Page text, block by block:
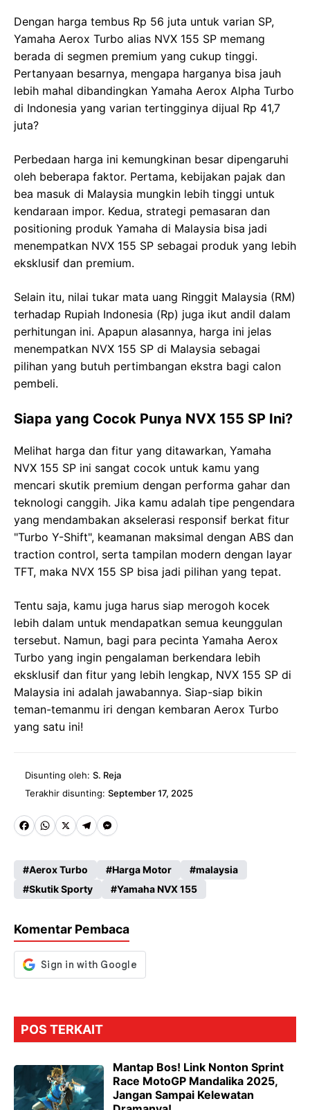
Dengan harga tembus Rp 56 juta untuk varian SP,
Yamaha Aerox Turbo alias NVX 155 SP memang
berada di segmen premium yang cukup tinggi.
Pertanyaan besarnya, mengapa harganya bisa jauh
lebih mahal dibandingkan Yamaha Aerox Alpha Turbo
di Indonesia yang varian tertingginya dijual Rp 41,7
juta?
Perbedaan harga ini kemungkinan besar dipengaruhi
oleh beberapa faktor. Pertama, kebijakan pajak dan
bea masuk di Malaysia mungkin lebih tinggi untuk
kendaraan impor. Kedua, strategi pemasaran dan
positioning produk Yamaha di Malaysia bisa jadi
menempatkan NVX 155 SP sebagai produk yang lebih
eksklusif dan premium.
Selain itu, nilai tukar mata uang Ringgit Malaysia (RM)
terhadap Rupiah Indonesia (Rp) juga ikut andil dalam
perhitungan ini. Apapun alasannya, harga ini jelas
menempatkan NVX 155 SP di Malaysia sebagai
pilihan yang butuh pertimbangan ekstra bagi calon
pembeli.
Siapa yang Cocok Punya NVX 155 SP Ini?
Melihat harga dan fitur yang ditawarkan, Yamaha
NVX 155 SP ini sangat cocok untuk kamu yang
mencari skutik premium dengan performa gahar dan
teknologi canggih. Jika kamu adalah tipe pengendara
yang mendambakan akselerasi responsif berkat fitur
"Turbo Y-Shift", keamanan maksimal dengan ABS dan
traction control, serta tampilan modern dengan layar
TFT, maka NVX 155 SP bisa jadi pilihan yang tepat.
Tentu saja, kamu juga harus siap merogoh kocek
lebih dalam untuk mendapatkan semua keunggulan
tersebut. Namun, bagi para pecinta Yamaha Aerox
Turbo yang ingin pengalaman berkendara lebih
eksklusif dan fitur yang lebih lengkap, NVX 155 SP di
Malaysia ini adalah jawabannya. Siap-siap bikin
teman-temanmu iri dengan kembaran Aerox Turbo
yang satu ini!
Disunting oleh: S. Reja
Terakhir disunting: September 17, 2025
Fa
b
o
k
W
ts
A
p
X
Te
gr
a
M
se
n
er
Aerox Turbo Harga Motor
malaysia
Skutik Sporty
Yamaha NVX 155
Komentar Pembaca
POS TERKAIT
Mantap Bos! Link Nonton Sprint
Race MotoGP Mandalika 2025,
Jangan Sampai Kelewatan